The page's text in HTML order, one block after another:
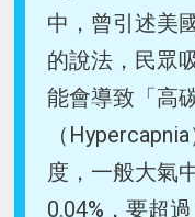
中，曾引述美
的說法，民眾
能會導致「高
（
度，一般大氣
0.04%，要超